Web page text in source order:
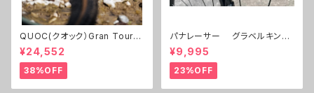
QUOC(クオック）Gran Tourer
Ⅱ
¥24,552
38%OFF
パナレーサー グラベルキング
700C 32c,38c 限定色 ２本セ
ット
¥9,995
23%OFF